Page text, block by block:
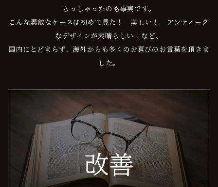
らっしゃったのも事実です。
こんな素敵なケースは初めて見た！ 美しい！ アンティーク
なデザインが素晴らしい！など、
国内にとどまらず、海外からも多くのお喜びのお言葉を頂きま
した。